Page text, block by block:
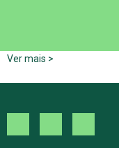
Ver mais >